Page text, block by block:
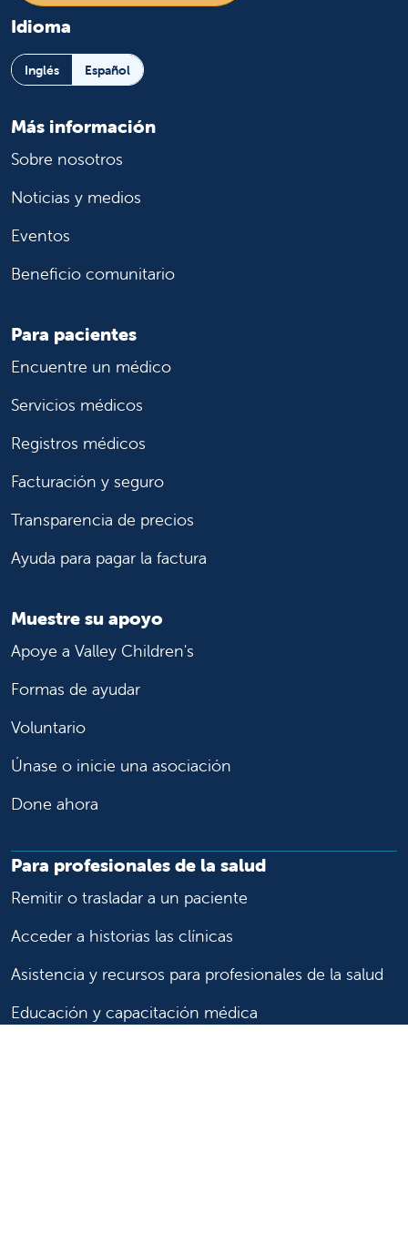
Idioma
Inglés Español
Más información
Sobre nosotros
Noticias y medios
Eventos
Beneficio comunitario
Para pacientes
Encuentre un médico
Servicios médicos
Registros médicos
Facturación y seguro
Transparencia de precios
Ayuda para pagar la factura
Muestre su apoyo
Apoye a Valley Children's
Formas de ayudar
Voluntario
Únase o inicie una asociación
Done ahora
Para profesionales de la salud
Remitir o trasladar a un paciente
Acceder a historias las clínicas
Asistencia y recursos para profesionales de la salud
Educación y capacitación médica